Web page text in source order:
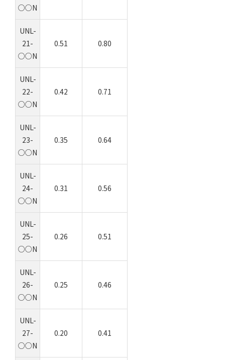
○○N
UNL-
21-
○○N
0.51 0.80
UNL-
22-
○○N
0.42 0.71
UNL-
23-
○○N
0.35 0.64
UNL-
24-
○○N
0.31 0.56
UNL-
25-
○○N
0.26 0.51
UNL-
26-
○○N
0.25 0.46
UNL-
27-
○○N
0.20 0.41